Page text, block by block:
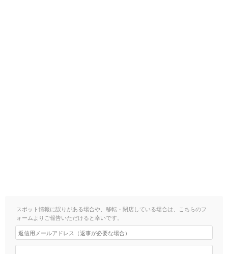
スポット情報に誤りがある場合や、移転・閉店している場合は、こちらのフ
ォームよりご報告いただけると幸いです。